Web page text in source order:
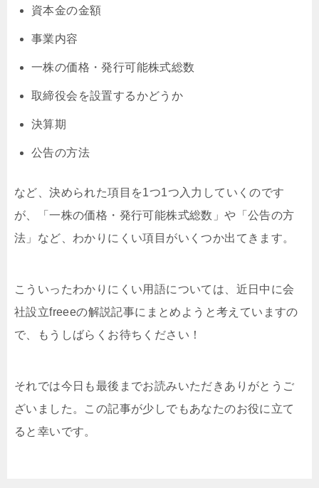
資本金の金額
事業内容
一株の価格・発行可能株式総数
取締役会を設置するかどうか
決算期
公告の方法
など、決められた項目を1つ1つ入力していくのです
が、「一株の価格・発行可能株式総数」や「公告の方
法」など、わかりにくい項目がいくつか出てきます。
こういったわかりにくい用語については、近日中に会
社設立freeeの解説記事にまとめようと考えていますの
で、もうしばらくお待ちください！
それでは今日も最後までお読みいただきありがとうご
ざいました。この記事が少しでもあなたのお役に立て
ると幸いです。